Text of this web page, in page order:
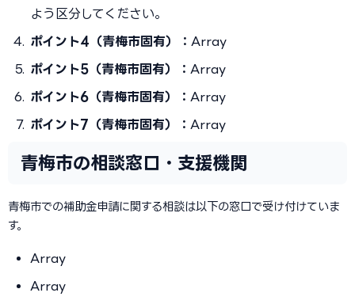
よう区分してください。
ポイント4（青梅市固有）： Array
ポイント5（青梅市固有）： Array
ポイント6（青梅市固有）： Array
ポイント7（青梅市固有）： Array
青梅市の相談窓口・支援機関
青梅市での補助金申請に関する相談は以下の窓口で受け付けていま
す。
Array
Array